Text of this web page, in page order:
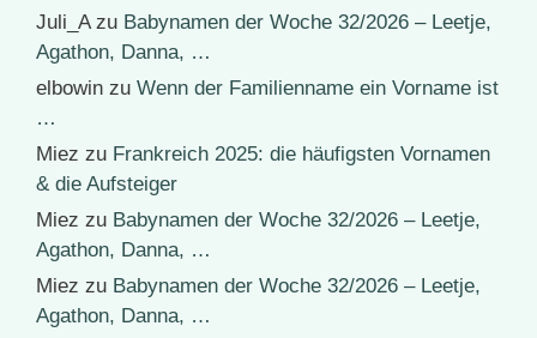
Juli_Azu Babynamen der Woche 32/2026 – Leetje,
Agathon, Danna, …
elbowin zu Wenn der Familienname ein Vorname ist
…
Miez zu Frankreich 2025: die häufigsten Vornamen
& die Aufsteiger
Miez zu Babynamen der Woche 32/2026 – Leetje,
Agathon, Danna, …
Miez zu Babynamen der Woche 32/2026 – Leetje,
Agathon, Danna, …